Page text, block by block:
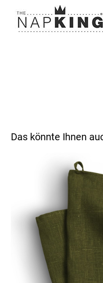
Das könnte Ihnen